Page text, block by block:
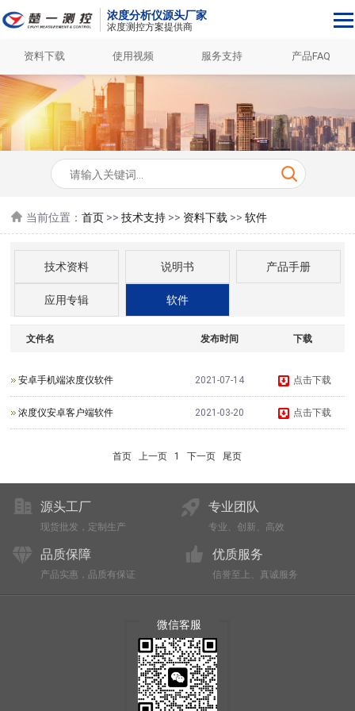
浓度分析仪源头厂家
浓度测控方案提供商
资料下载 使用视频 服务支持 产品FAQ
当前位置：首页 >>技术支持 >> 资料下载 >>软件
技术资料 说明书 产品手册
应用专辑 软件
文件名 发布时间 下载
安卓手机端浓度仪软件 2021-07-14 点击下载
浓度仪安卓客户端软件 2021-03-20 点击下载
首页 上一页 1 下一页 尾页
源头工厂
现货批发，定制生产
专业团队
专业、创新、高效
品质保障
产品实惠，品质有保证
优质服务
信誉至上、真诚服务
微信客服